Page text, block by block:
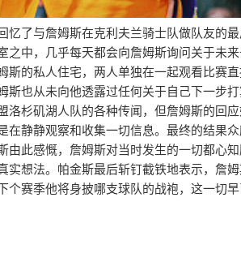
忆了与詹姆斯在克利夫兰骑士队做队友的
之中，几乎每天都会向詹姆斯询问关于未
斯的私人住宅，两人单独在一起观看比赛
斯也从未向他透露过任何关于自己下一步
洛杉矶湖人队的各种传闻，但詹姆斯的回
在静静观察和收集一切信息。最终的结果
由此感慨，詹姆斯对当时发生的一切都心
实想法。帕金斯最后斩钉截铁地表示，詹
个赛季他将身披哪支球队的战袍，这一切